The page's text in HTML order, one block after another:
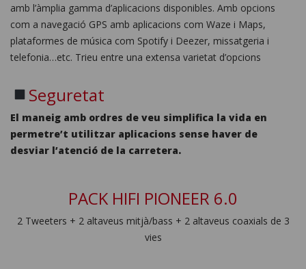
amb l’àmplia gamma d’aplicacions disponibles. Amb opcions
com a navegació GPS amb aplicacions com Waze i Maps,
plataformes de música com Spotify i Deezer, missatgeria i
telefonia…etc. Trieu entre una extensa varietat d’opcions
Seguretat
El maneig amb ordres de veu simplifica la vida en
permetre’t utilitzar aplicacions sense haver de
desviar l’atenció de la carretera.
PACK HIFI PIONEER 6.0
2 Tweeters + 2 altaveus mitjà/bass + 2 altaveus coaxials de 3
vies